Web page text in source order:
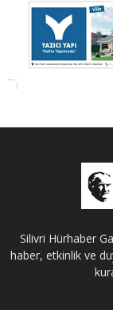
Silivri Hürhaber
haber, etkinlik ve